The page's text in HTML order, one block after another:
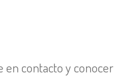
en contacto y conocer